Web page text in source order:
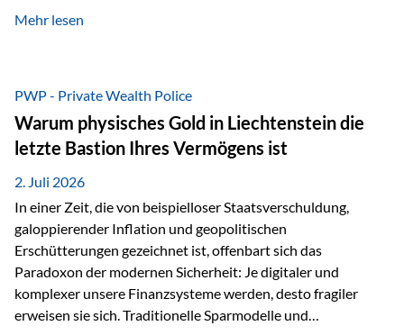
sicherzustellen, dass das Vermögen langfristig erhalten
folgende Situation vor: Ein Vater schenkt seiner Tochter
einen Teil seines Vermögens. Einige Jahre später möchte die
Tochter das Geld kurzfristig verwenden, um…
Mehr lesen
PWP - Private Wealth Police
Warum physisches Gold in Liechtenstein die
letzte Bastion Ihres Vermögens ist
2. Juli 2026
In einer Zeit, die von beispielloser Staatsverschuldung,
galoppierender Inflation und geopolitischen
Erschütterungen gezeichnet ist, offenbart sich das
Paradoxon der modernen Sicherheit: Je digitaler und
komplexer unsere Finanzsysteme werden, desto fragiler
erweisen sie sich. Traditionelle Sparmodelle und